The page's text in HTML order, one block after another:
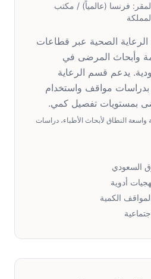
فرنسا (عالمياً) / مكتب
الصحية عبر قطاعات
وأبحاث المرضى في
يدعم قسم الرعاية
بدراسات مواقف واستخدام
بمستويات تفصيل كمي.
واسعة النطاق لأبحاث الأطباء، دراسات
السعودي
أدوية
الكمية